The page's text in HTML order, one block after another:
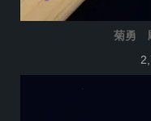
菊勇